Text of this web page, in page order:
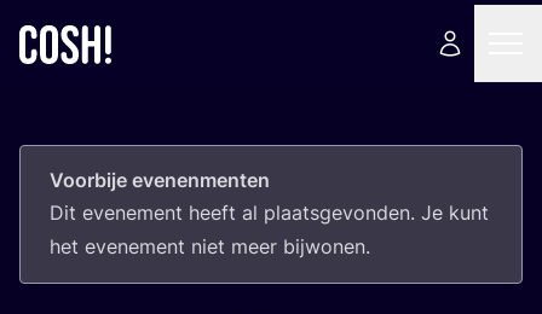
Voorbije evenenmenten
Dit eve­ne­ment heeft al plaats­ge­von­den. Je kunt
het eve­ne­ment niet meer bijwonen.